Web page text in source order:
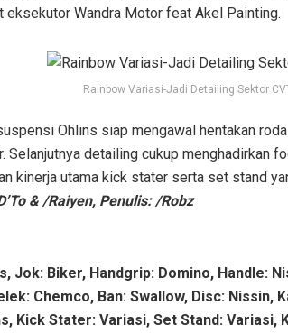
eksekutor Wandra Motor feat Akel Painting.
Rainbow Variasi-Jadi Detailing Sektor
Ohlins siap mengawal hentakan
Selanjutnya detailing cukup menghadirkan
kinerja utama kick stater serta set stand
& /Raiyen, Penulis: /Robz
Jok: Biker, Handgrip: Domino, Handle:
Chemco, Ban: Swallow, Disc: Nissin,
Kick Stater: Variasi, Set Stand: Variasi,